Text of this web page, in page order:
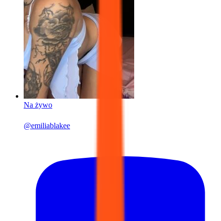
Na żywo
@emiliablakee